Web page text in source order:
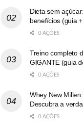
Dieta sem
benefícios (guia
0 AÇÕES
Treino completo
GIGANTE (guia
0 AÇÕES
Whey New
Descubra a
0 AÇÕES